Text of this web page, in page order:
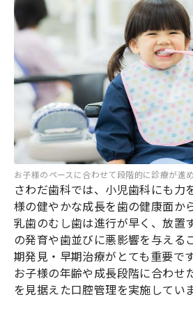
お子様のペースに合わせて段階的に診療が進
さわだ歯科では、小児歯科にも力
様の健やかな成長を歯の健康面か
乳歯のむし歯は進行が早く、放置
の発育や歯並びに悪影響を与える
期発見・早期治療がとても重要で
お子様の年齢や成長段階に合わせ
を見据えた口腔管理を実施していま